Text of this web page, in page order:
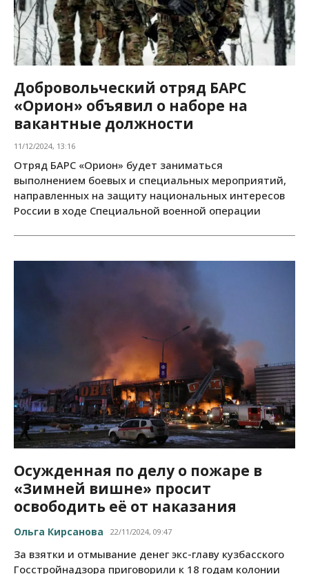
Добровольческий отряд БАРС
«Орион» объявил о наборе на
вакантные должности
11/12/2024, 13:16
Отряд БАРС «Орион» будет заниматься
выполнением боевых и специальных мероприятий,
направленных на защиту национальных интересов
России в ходе Специальной военной операции
Осужденная по делу о пожаре в
«Зимней вишне» просит
освободить её от наказания
Ольга Кирсанова 22/11/2024, 09:47
За взятки и отмывание денег экс-главу кузбасского
Госстройнадзора приговорили к 18 годам колонии